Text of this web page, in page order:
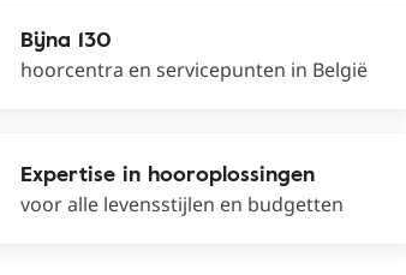
Bijna 130
hoorcentra en servicepunten in België
Expertise in hooroplossingen
voor alle levensstijlen en budgetten